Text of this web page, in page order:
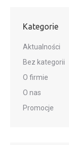
Kategorie
Aktualności
Bez kategorii
O firmie
O nas
Promocje